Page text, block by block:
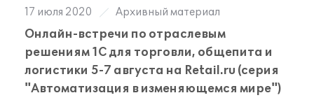
17 июля 2020 Архивный материал
Онлайн-встречи по отраслевым
решениям 1С для торговли, общепита и
логистики 5-7 августа на Retail.ru (серия
"Автоматизация в изменяющемся мире")